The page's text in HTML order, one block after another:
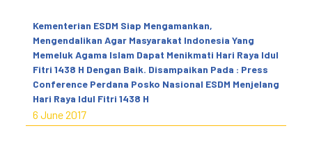
Kementerian ESDM Siap Mengamankan,
Mengendalikan Agar Masyarakat Indonesia Yang
Memeluk Agama Islam Dapat Menikmati Hari Raya Idul
Fitri 1438 H Dengan Baik. Disampaikan Pada : Press
Conference Perdana Posko Nasional ESDM Menjelang
Hari Raya Idul Fitri 1438 H
6 June 2017